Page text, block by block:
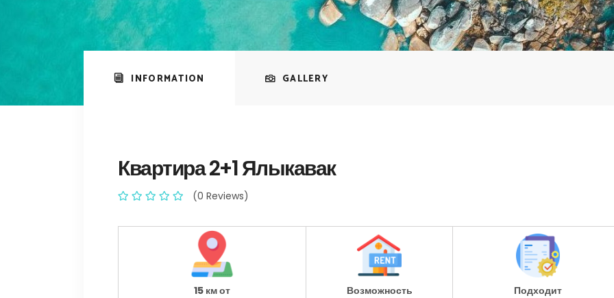
INFORMATION GALLERY
Квартира 2+1 Ялыкавак
(0 Reviews)
15 км от
Возможность
Подходит